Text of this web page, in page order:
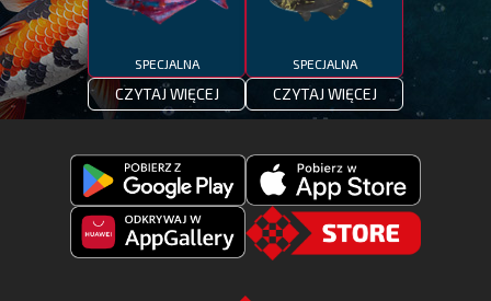
SPECJALNA
CZYTAJ WIĘCEJ
SPECJALNA
CZYTAJ WIĘCEJ
Pobierz
Fishing
Pobierz
Fishing
z